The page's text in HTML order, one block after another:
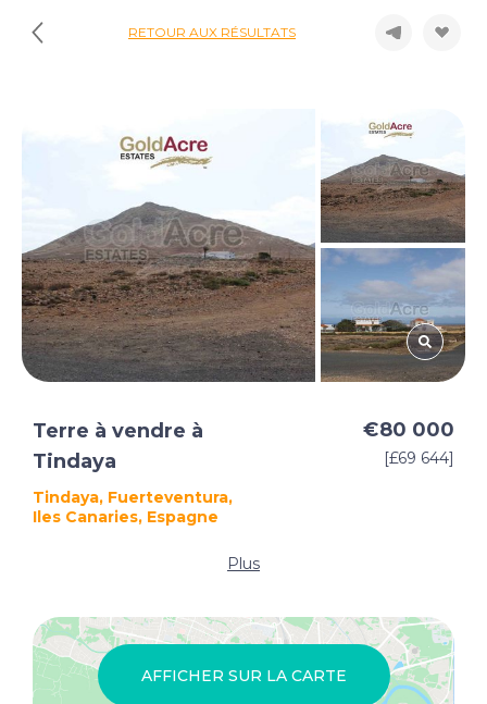
RETOUR AUX RÉSULTATS
Terre à vendre à
Tindaya
Tindaya, Fuerteventura,
Iles Canaries, Espagne
€80 000
[£69 644]
Plus
AFFICHER SUR LA CARTE